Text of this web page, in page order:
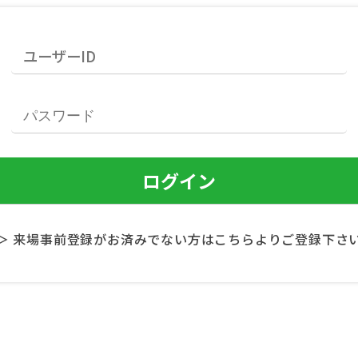
来場事前登録がお済みでない方はこちらよりご登録下さ